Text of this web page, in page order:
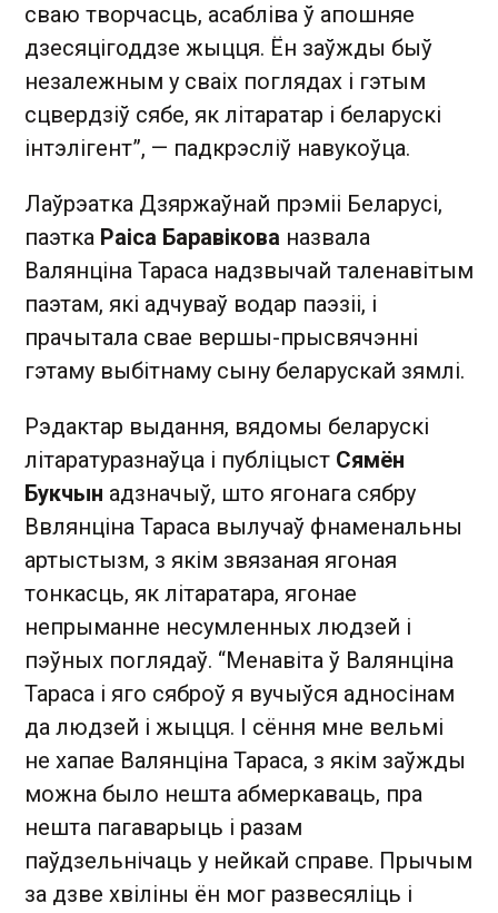
сваю творчасць, асабліва ў апошняе
дзесяцігоддзе жыцця. Ён заўжды быў
незалежным у сваіх поглядах і гэтым
сцвердзіў сябе, як літаратар і беларускі
інтэлігент”, — падкрэсліў навукоўца.
Лаўрэатка Дзяржаўнай прэміі Беларусі,
паэтка Раіса Баравікова назвала
Валянціна Тараса надзвычай таленавітым
паэтам, які адчуваў водар паэзіі, і
прачытала свае вершы-прысвячэнні
гэтаму выбітнаму сыну беларускай зямлі.
Рэдактар выдання, вядомы беларускі
літаратуразнаўца і публіцыст Сямён
Букчын адзначыў, што ягонага сябру
Ввлянціна Тараса вылучаў фнаменальны
артыстызм, з якім звязаная ягоная
тонкасць, як літаратара, ягонае
непрыманне несумленных людзей і
пэўных поглядаў. “Менавіта ў Валянціна
Тараса і яго сяброў я вучыўся адносінам
да людзей і жыцця. І сёння мне вельмі
не хапае Валянціна Тараса, з якім заўжды
можна было нешта абмеркаваць, пра
нешта пагаварыць і разам
паўдзельнічаць у нейкай справе. Прычым
за дзве хвіліны ён мог развесяліць і